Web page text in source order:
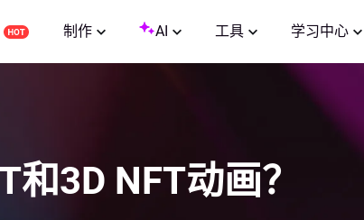
制作 AI 工具 学习中心
3D NFT动画？